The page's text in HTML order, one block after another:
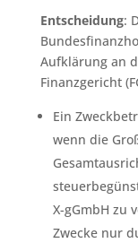
Entscheidung:
Aufklärung an
Finanzgericht
Ein
wenn die
X-gGmbH zu
Zwecke nur